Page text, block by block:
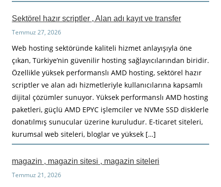
Sektörel hazır scriptler , Alan adı kayıt ve transfer
Temmuz 27, 2026
Web hosting sektöründe kaliteli hizmet anlayışıyla öne
çıkan, Türkiye’nin güvenilir hosting sağlayıcılarından biridir.
Özellikle yüksek performanslı AMD hosting, sektörel hazır
scriptler ve alan adı hizmetleriyle kullanıcılarına kapsamlı
dijital çözümler sunuyor. Yüksek performanslı AMD hosting
paketleri, güçlü AMD EPYC işlemciler ve NVMe SSD disklerle
donatılmış sunucular üzerine kuruludur. E-ticaret siteleri,
kurumsal web siteleri, bloglar ve yüksek […]
magazin , magazin sitesi , magazin siteleri
Temmuz 21, 2026